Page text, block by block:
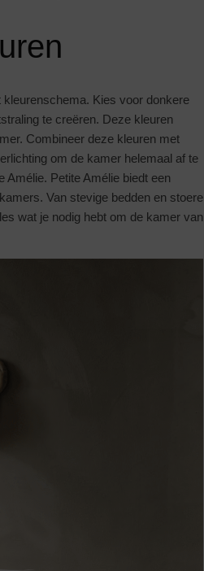
Kies voor donkere
te creëren. Deze kleuren
Combineer deze kleuren met
om de kamer helemaal af te
Petite Amélie biedt een
Van stevige bedden en stoere
wat je nodig hebt om de kamer van